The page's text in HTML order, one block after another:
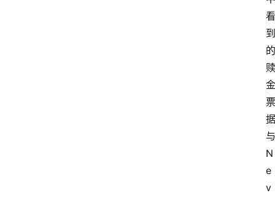
看
到
的
赎
金
票
据
与
N
e
v